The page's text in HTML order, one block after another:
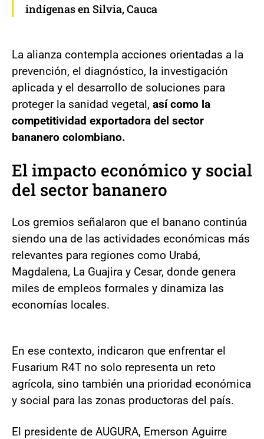
indígenas en Silvia, Cauca
La alianza contempla acciones orientadas a la
prevención, el diagnóstico, la investigación
aplicada y el desarrollo de soluciones para
proteger la sanidad vegetal, así como la
competitividad exportadora del sector
bananero colombiano.
El impacto económico y social
del sector bananero
Los gremios señalaron que el banano continúa
siendo una de las actividades económicas más
relevantes para regiones como Urabá,
Magdalena, La Guajira y Cesar, donde genera
miles de empleos formales y dinamiza las
economías locales.
En ese contexto, indicaron que enfrentar el
Fusarium R4T no solo representa un reto
agrícola, sino también una prioridad económica
y social para las zonas productoras del país.
El presidente de AUGURA, Emerson Aguirre